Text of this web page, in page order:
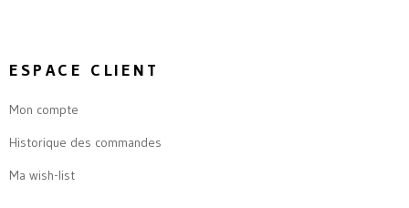
ESPACE CLIENT
Mon compte
Historique des commandes
Ma wish-list